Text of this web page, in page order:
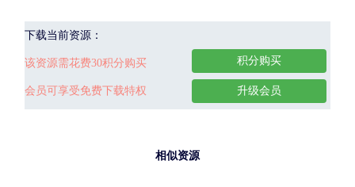
下载当前资源：
该资源需花费30积分购买
会员可享受免费下载特权
积分购买
升级会员
相似资源